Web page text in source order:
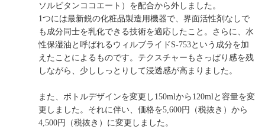
ソルビタンココエート）を配合から外しました。
1つには最新鋭の化粧品製造用機器で、界面活性剤なしで
も成分同士を乳化できる技術を適応したこと。さらに、水
性保湿油と呼ばれるウィルブライドS-753という成分を加
えたことによるものです。テクスチャーもさっぱり感を残
しながら、少ししっとりして浸透感が高まりました。
また、ボトルデザインを変更し150mlから120mlと容量を変
更しました。それに伴い、価格を5,600円（税抜き）から
4,500円（税抜き）に変更しました。